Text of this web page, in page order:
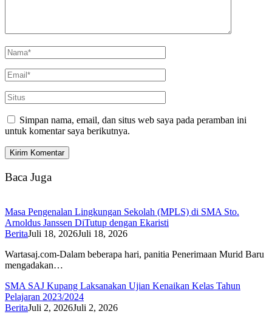
Simpan nama, email, dan situs web saya pada peramban ini
untuk komentar saya berikutnya.
Baca Juga
Masa Pengenalan Lingkungan Sekolah (MPLS) di SMA Sto.
Arnoldus Janssen DiTutup dengan Ekaristi
BeritaJuli 18, 2026Juli 18, 2026
Wartasaj.com-Dalam beberapa hari, panitia Penerimaan Murid Baru
mengadakan…
SMA SAJ Kupang Laksanakan Ujian Kenaikan Kelas Tahun
Pelajaran 2023/2024
BeritaJuli 2, 2026Juli 2, 2026